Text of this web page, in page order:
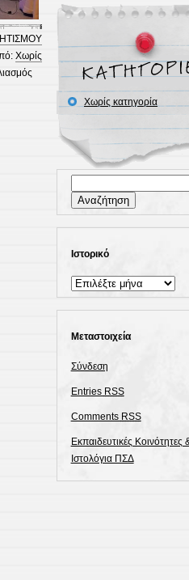
Χωρίς
στο
Ημερίδα
¨Άσκηση
Χωρίς κατηγορία
για:
Ιστορικό
Ιστορικό
Μεταστοιχεία
Σύνδεση
Entries RSS
Comments RSS
Εκπαιδευτικές Κοινότητες
Ιστολόγια ΠΣΔ